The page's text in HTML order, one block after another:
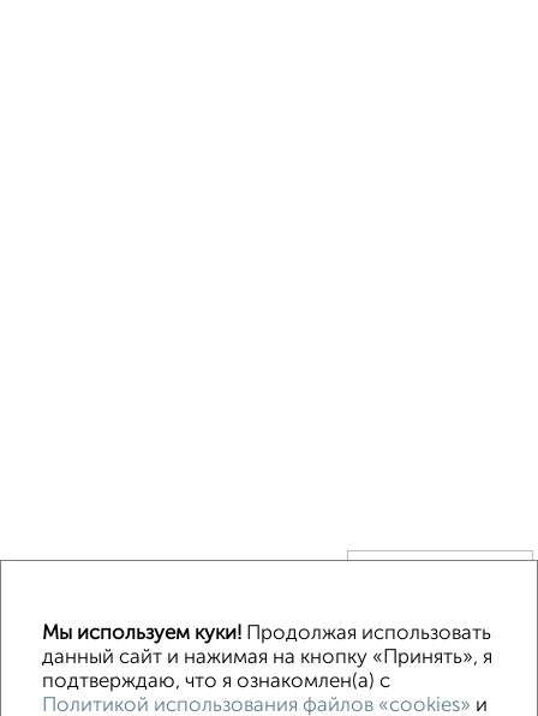
Без посредников В деревне Каркасный
Деревянный
Готовый дом Под ключ Загородный
Мы используем куки!Продолжая использовать
данный сайт и нажимая на кнопку «Принять», я
подтверждаю, что я ознакомлен(а) с
Политикой использования файлов «cookies» и